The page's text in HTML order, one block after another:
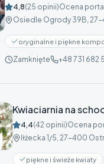
4,8(25 opinii)Ocena
Osiedle Ogrody 39B,
oryginalne i piękne
Zamknięte +48 731 682
Kwiaciarnia na
4,4(42 opinii)Ocena
Iłżecka 1/5, 27-400
piękne i świeże kwiaty